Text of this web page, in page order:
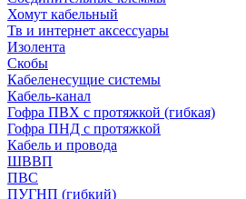
Хомут кабельный
Тв и интернет аксессуары
Изолента
Скобы
Кабеленесущие системы
Кабель-канал
Гофра ПВХ с протяжкой (гибкая)
Гофра ПНД с протяжкой
Кабель и провода
ШВВП
ПВС
ПУГНП (гибкий)